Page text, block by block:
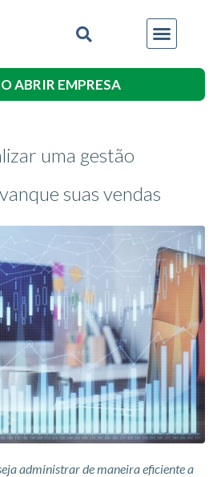
ABRIR EMPRESA
uma gestão
suas vendas
administrar de maneira eficiente a